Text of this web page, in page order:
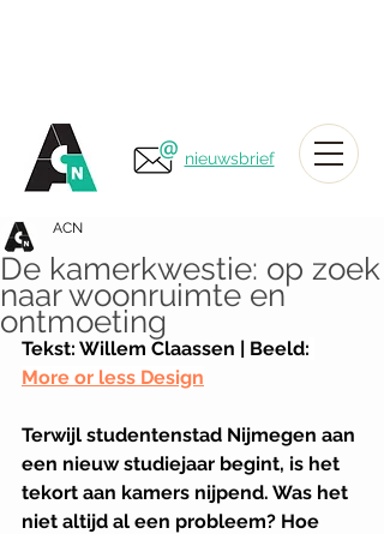
nieuwsbrief
De kamerkwestie: op zoek
naar woonruimte en
ontmoeting
ACN
Tekst: Willem Claassen | Beeld:
More or less Design
Terwijl studentenstad Nijmegen aan
een nieuw studiejaar begint, is het
tekort aan kamers nijpend. Was het
niet altijd al een probleem? Hoe